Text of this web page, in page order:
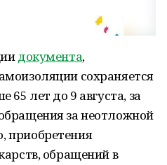
документа,
сохраняется
лет до 9 августа, за
за неотложной
приобретения
обращений в